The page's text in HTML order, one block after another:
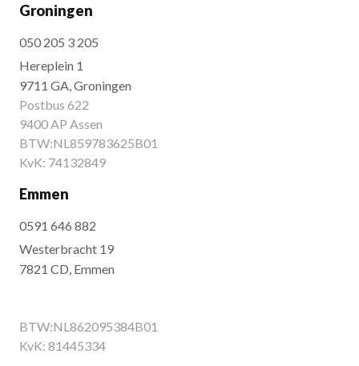
Groningen
050 205 3 205
Hereplein 1
9711 GA, Groningen
Postbus 622
9400 AP Assen
BTW:NL859783625B01
KvK: 74132849
Emmen
0591 646 882
Westerbracht 19
7821 CD, Emmen
BTW:NL862095384B01
KvK: 81445334